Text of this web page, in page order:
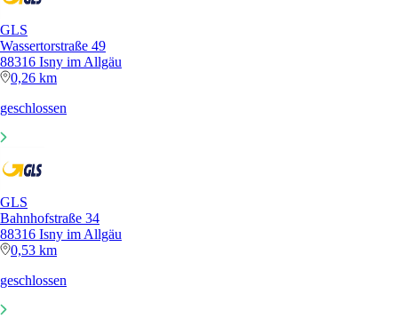
GLS
Wassertorstraße 49
88316 Isny im Allgäu
0,26 km
geschlossen
GLS
Bahnhofstraße 34
88316 Isny im Allgäu
0,53 km
geschlossen